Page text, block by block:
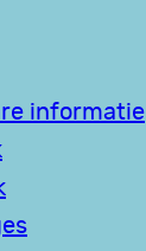
informatie